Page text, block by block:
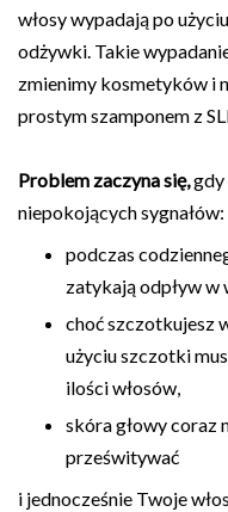
włosy wypadają po
odżywki. Takie
zmienimy kosmetyków i
prostym szamponem z
Problem zaczyna się,gdy
niepokojących sygnałów:
podczas
zatykają odpływ w
choć szczotkujesz
użyciu szczotki
ilości włosów,
skóra głowy coraz
prześwitywać
i jednocześnie Twoje